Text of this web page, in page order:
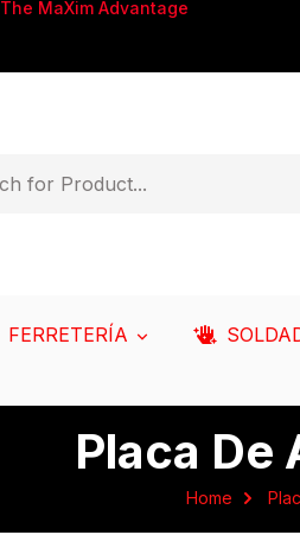
The MaXim Advantage
FERRETERÍA
Placa De
Home